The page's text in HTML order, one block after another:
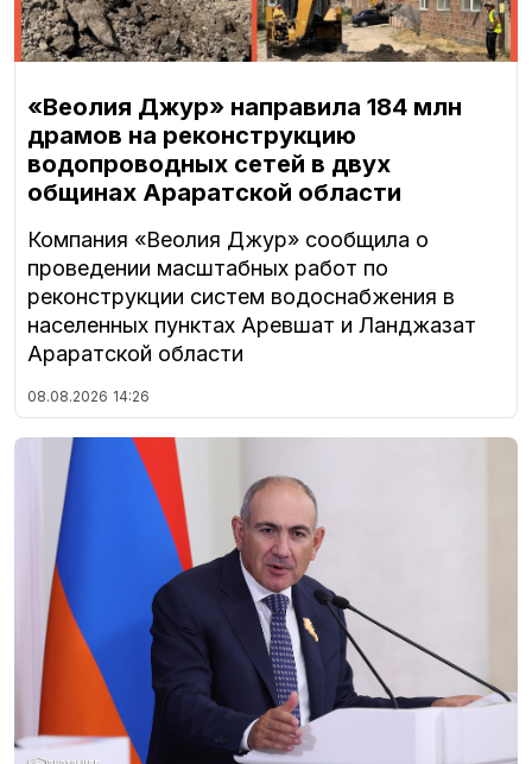
«Веолия Джур» направила 184 млн
драмов на реконструкцию
водопроводных сетей в двух
общинах Араратской области
Компания «Веолия Джур» сообщила о
проведении масштабных работ по
реконструкции систем водоснабжения в
населенных пунктах Аревшат и Ланджазат
Араратской области
08.08.2026 14:26